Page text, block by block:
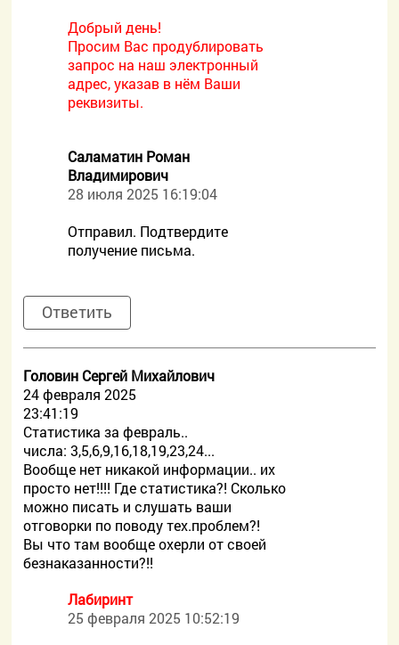
Добрый день!
Просим Вас продублировать
запрос на наш электронный
адрес, указав в нём Ваши
реквизиты.
Саламатин Роман
Владимирович
28 июля 2025 16:19:04
Отправил. Подтвердите
получение письма.
Ответить
Головин Сергей Михайлович
24 февраля 2025
23:41:19
Статистика за февраль..
числа: 3,5,6,9,16,18,19,23,24...
Вообще нет никакой информации.. их
просто нет!!!! Где статистика?! Сколько
можно писать и слушать ваши
отговорки по поводу тех.проблем?!
Вы что там вообще охерли от своей
безнаказанности?!!
Лабиринт
25 февраля 2025 10:52:19